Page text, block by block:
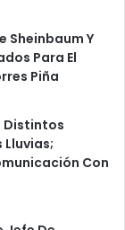
Sheinbaum Y
Para El
Piña
Distintos
Lluvias;
Con